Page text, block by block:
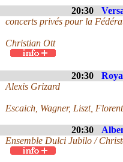
20:30
concerts privés pour la
Christian Ott
20:30
Alexis Grizard
Escaich, Wagner, Liszt,
20:30
Ensemble Dulci Jubilo /